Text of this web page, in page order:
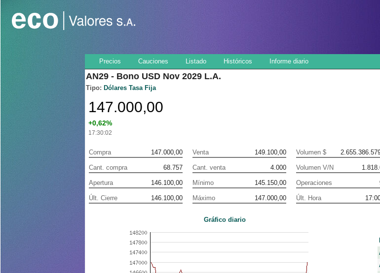
Precios Cauciones Listado Históricos Informe diario
AN29 - Bono USD Nov 2029 L.A.
Tipo: Dólares Tasa Fija
147.000,00
+0,62%
17:30:02
Compra 147.000,00
Cant. compra 68.757
Apertura 146.100,00
Últ. Cierre 146.100,00
Venta 149.100,00
Cant. venta 4.000
Mínimo 145.150,00
Máximo 147.000,00
Volumen $
Volumen V/N
Operaciones
Últ. Hora
Gráfico diario